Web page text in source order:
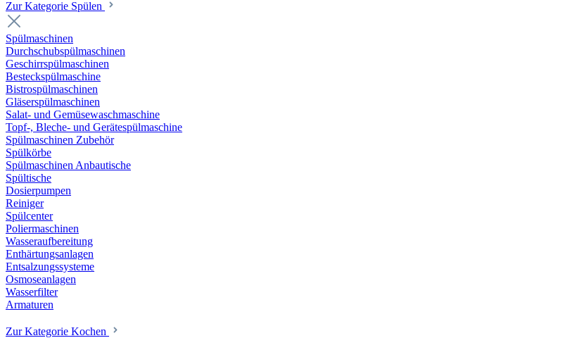
Zur Kategorie Spülen
Spülmaschinen
Durchschubspülmaschinen
Geschirrspülmaschinen
Besteckspülmaschine
Bistrospülmaschinen
Gläserspülmaschinen
Salat- und Gemüsewaschmaschine
Topf-, Bleche- und Gerätespülmaschine
Spülmaschinen Zubehör
Spülkörbe
Spülmaschinen Anbautische
Spültische
Dosierpumpen
Reiniger
Spülcenter
Poliermaschinen
Wasseraufbereitung
Enthärtungsanlagen
Entsalzungssysteme
Osmoseanlagen
Wasserfilter
Armaturen
Zur Kategorie Kochen